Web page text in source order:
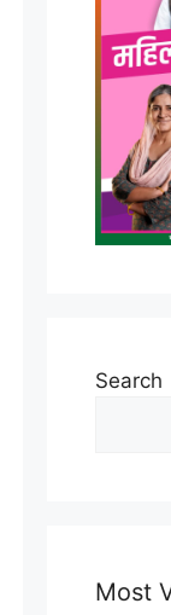
Search
Most